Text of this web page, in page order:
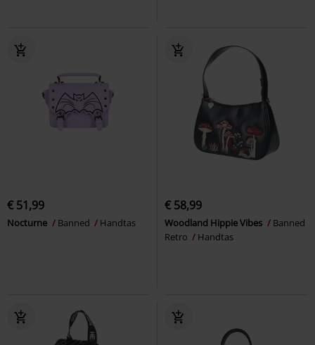
€ 51,99
Nocturne Banned Handtas
€ 58,99
Woodland Hippie Vibes
Banned
Retro
Handtas